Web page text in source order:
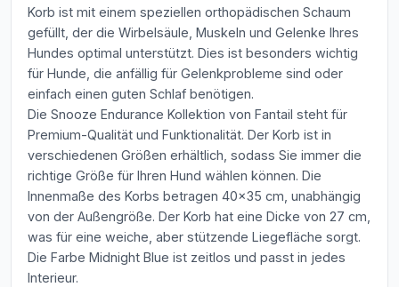
Korb ist mit einem speziellen orthopädischen Schaum
gefüllt, der die Wirbelsäule, Muskeln und Gelenke Ihres
Hundes optimal unterstützt. Dies ist besonders wichtig
für Hunde, die anfällig für Gelenkprobleme sind oder
einfach einen guten Schlaf benötigen.
Die Snooze Endurance Kollektion von Fantail steht für
Premium-Qualität und Funktionalität. Der Korb ist in
verschiedenen Größen erhältlich, sodass Sie immer die
richtige Größe für Ihren Hund wählen können. Die
Innenmaße des Korbs betragen 40x35 cm, unabhängig
von der Außengröße. Der Korb hat eine Dicke von 27 cm,
was für eine weiche, aber stützende Liegefläche sorgt.
Die Farbe Midnight Blue ist zeitlos und passt in jedes
Interieur.